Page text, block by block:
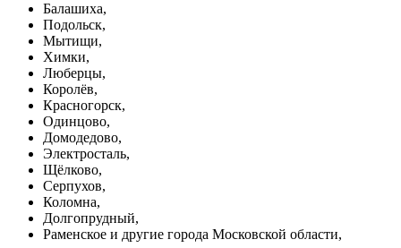
Балашиха,
Подольск,
Мытищи,
Химки,
Люберцы,
Королёв,
Красногорск,
Одинцово,
Домодедово,
Электросталь,
Щёлково,
Серпухов,
Коломна,
Долгопрудный,
Раменское и другие города Московской области,